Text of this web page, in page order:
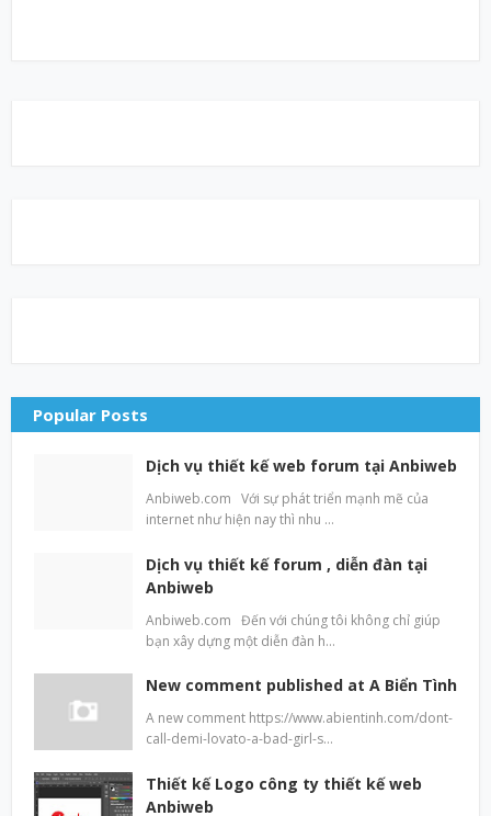
Popular Posts
Dịch vụ thiết kế web forum tại Anbiweb
Anbiweb.com Với sự phát triển mạnh mẽ của
internet như hiện nay thì nhu …
Dịch vụ thiết kế forum , diễn đàn tại
Anbiweb
Anbiweb.com Đến với chúng tôi không chỉ giúp
bạn xây dựng một diễn đàn h…
New comment published at A Biển Tình
A new comment https://www.abientinh.com/dont-
call-demi-lovato-a-bad-girl-s…
Thiết kế Logo công ty thiết kế web
Anbiweb